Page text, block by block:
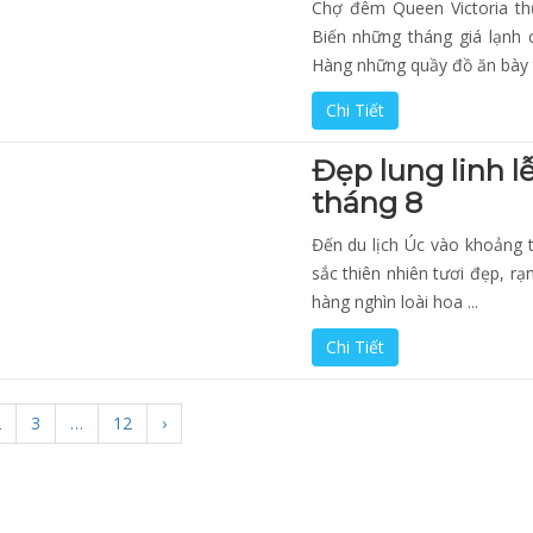
Chợ đêm Queen Victoria
Biến những tháng giá
Hàng những quầy đồ ăn bày
Chi Tiết
Đẹp lung linh
tháng 8
Đến du lịch Úc vào khoảng
sắc thiên nhiên tươi đẹp,
hàng nghìn loài hoa ...
Chi Tiết
3 … 12 ›